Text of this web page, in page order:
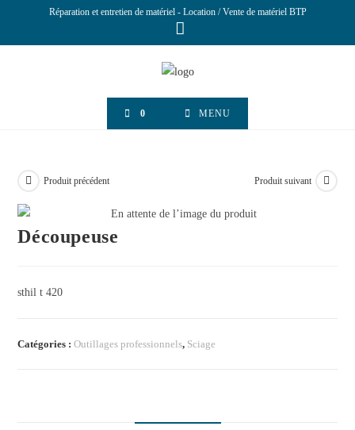
Réparation et entretien de matériel - Location / Vente de matériel BTP
0 MENU
Produit précédent Produit suivant
Découpeuse
sthil t 420
Catégories :Outillages professionnels, Sciage